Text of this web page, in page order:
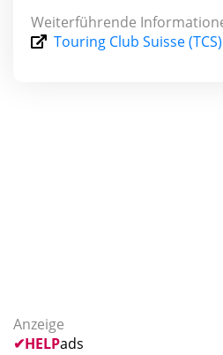
Weiterführende
Touring Club Suisse (TCS)
Anzeige
✔HELPads